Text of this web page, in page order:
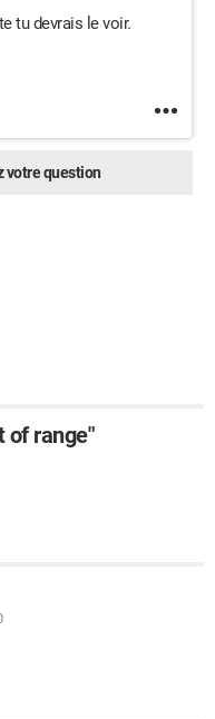
tu devrais le voir.
votre question
of range"